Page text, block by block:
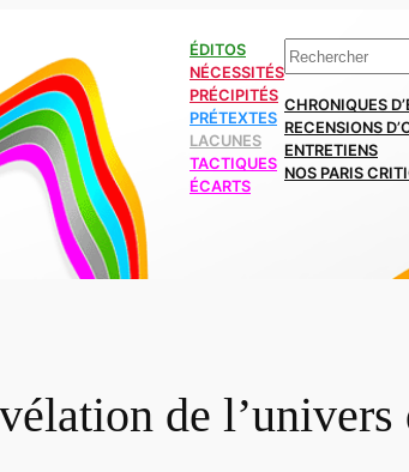
ÉDITOS
NÉCESSITÉS
PRÉCIPITÉS
PRÉTEXTES
LACUNES
TACTIQUES
ÉCARTS
Rechercher
CHRONIQUES
RECENSIONS
ENTRETIENS
NOS PARIS
de l’univers